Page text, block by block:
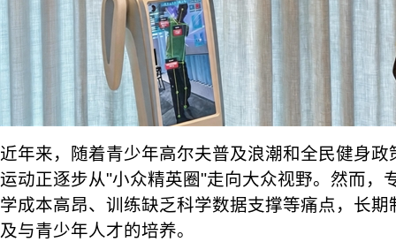
近年来，随着青少年高尔夫普及浪潮和全民健身
运动正逐步从"小众精英圈"走向大众视野。然而，
学成本高昂、训练缺乏科学数据支撑等痛点，长
及与青少年人才的培养。